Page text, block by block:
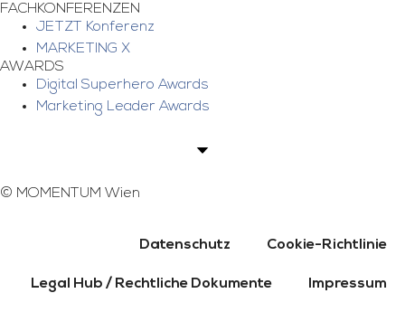
FACHKONFERENZEN
JETZT Konferenz
MARKETING X
AWARDS
Digital Superhero Awards
Marketing Leader Awards
© MOMENTUM Wien
Datenschutz Cookie-Richtlinie
Legal Hub / Rechtliche Dokumente Impressum